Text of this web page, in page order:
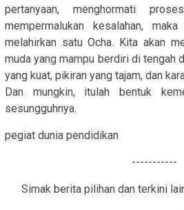
pertanyaan, menghormati
mempermalukan kesalahan,
melahirkan satu Ocha. Kita akan
muda yang mampu berdiri di tengah
yang kuat, pikiran yang tajam, dan
Dan mungkin, itulah bentuk
sesungguhnya.
pegiat dunia pendidikan
-----------
Simak berita pilihan dan terkini